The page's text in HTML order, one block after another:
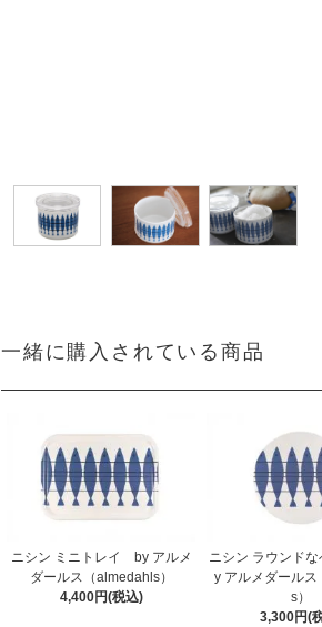
一緒に購入されている商品
ニシン ミニトレイ by アルメ
ダールス（almedahls）
4,400円(税込)
ニシン ラウン
y アルメダールス
s）
3,300円(